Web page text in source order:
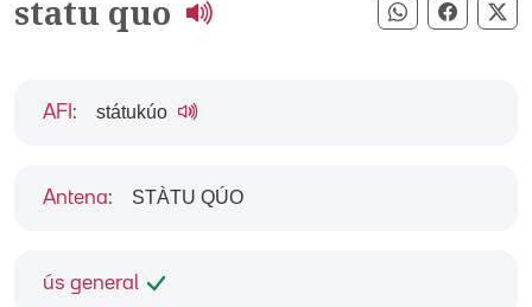
statu quo Compartir
ús general
AFI : státukúo
Antena: STÀTU QÚO